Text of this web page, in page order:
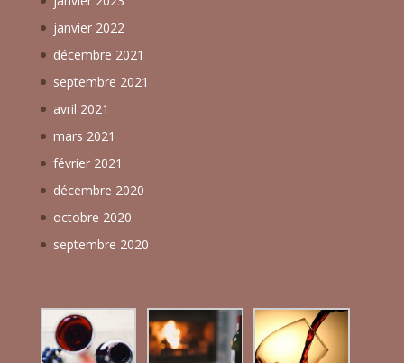
janvier 2022
décembre 2021
septembre 2021
avril 2021
mars 2021
février 2021
décembre 2020
octobre 2020
septembre 2020